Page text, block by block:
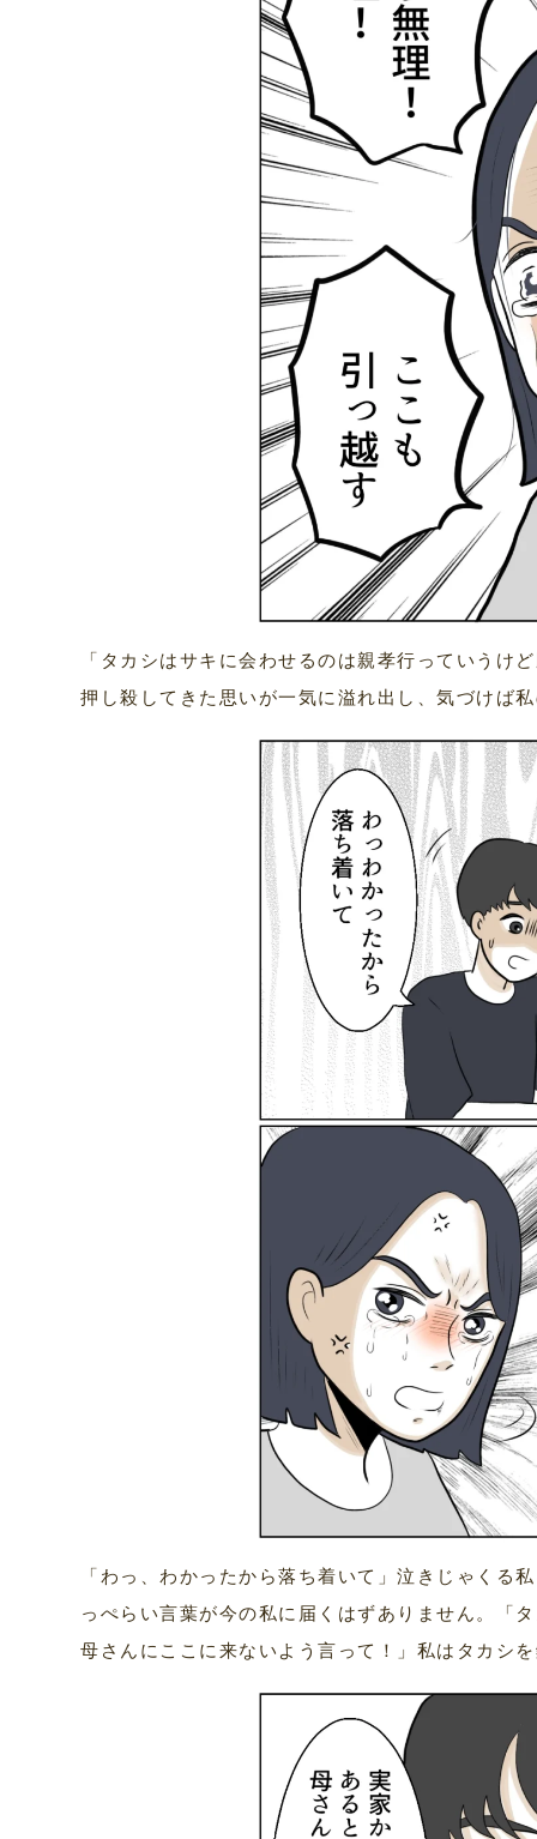
「タカシはサキに会わせるのは親孝行っていうけ
押し殺してきた思いが一気に溢れ出し、気づけば
「わっ、わかったから落ち着いて」泣きじゃくる
っぺらい言葉が今の私に届くはずありません。「
母さんにここに来ないよう言って！」私はタカシ